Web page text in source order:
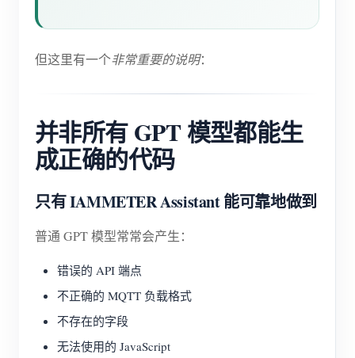
家庭自动化
工厂能源监控
商店
文档
教程视频
常见问题
新闻
博客
社区
贡献者计划
IAMMETER 活动
论坛
应用商店
站点探索
光伏排名
解决方案
但这里有一个非常重要的说明：
并非所有 GPT 模型都能生
成正确的代码
只有IAMMETER Assistant能可靠地做到
普通 GPT 模型常常会产生：
错误的 API 端点
不正确的 MQTT 负载格式
不存在的字段
无法使用的 JavaScript